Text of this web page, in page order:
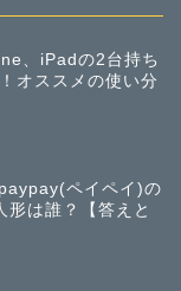
、iPadの2台持ち
オススメの使い分
ペイペイ)の
形は誰？【答えと